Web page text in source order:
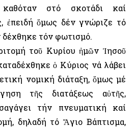
στό σκοτάδι καί
ἐπειδή ὅμως δέν γνώριζε τό
δέχθηκε τόν φωτισμό.
τοῦ Κυρίου ἠμῶν Ἰησοῦ
ὁ Κύριος νά λάβει
νομική διάταξη, ὅμως μέ
τῆς διατάξεως αὐτῆς,
τήν πνευματική καί
δηλαδή τό Ἅγιο Βάπτισμα,